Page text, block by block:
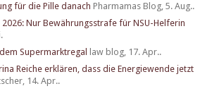
für die Pille danach Pharmamas Blog, 5. Aug..
Nur Bewährungsstrafe für NSU-Helferin
Supermarktregal
law blog, 17. Apr..
Reiche erklären, dass die Energiewende jetzt
, 14. Apr..